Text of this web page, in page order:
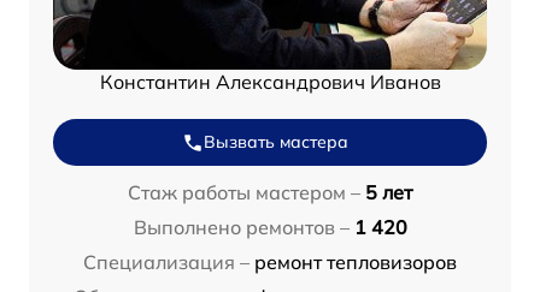
Константин Александрович Иванов
Вызвать мастера
Стаж работы мастером – 5 лет
Выполнено ремонтов – 1 420
Специализация – ремонт тепловизоров